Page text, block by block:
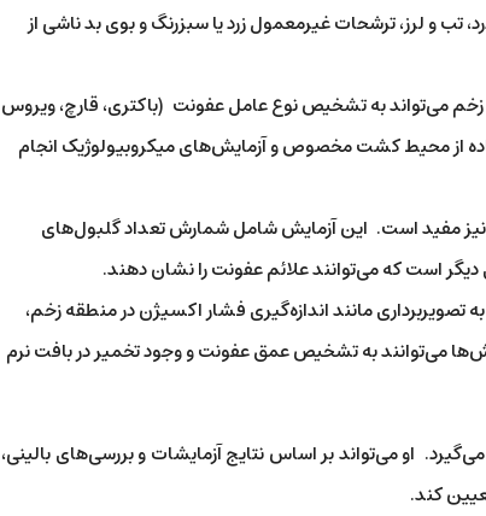
تب و لرز، ترشحات غیرمعمول زرد یا سبزرنگ و بوی بد ناشی از
زخم می‌تواند به تشخیص نوع عامل عفونت (باکتری، قارچ، ویروس
از محیط کشت مخصوص و آزمایش‌های میکروبیولوژیک انجام
نیز مفید است. این آزمایش شامل شمارش تعداد گلبول‌های
است که می‌توانند علائم عفونت را نشان دهند.
تصویربرداری مانند اندازه‌گیری فشار اکسیژن در منطقه زخم،
می‌توانند به تشخیص عمق عفونت و وجود تخمیر در بافت نرم
او می‌تواند بر اساس نتایج آزمایشات و بررسی‌های بالینی،
کند.